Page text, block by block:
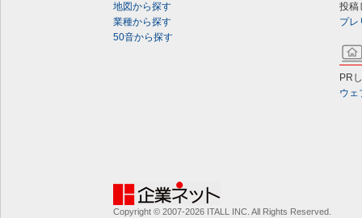
地図から探す
業種から探す
50音から探す
投稿
プレ
PR
ウェ
Copyright © 2007-2026 ITALL INC. All Rights Reserved.